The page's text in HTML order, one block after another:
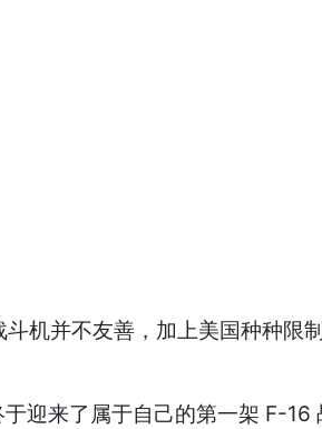
机并不友善，加上美国种种限
迎来了属于自己的第一架 F-16